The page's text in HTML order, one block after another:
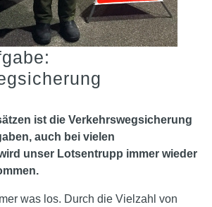
ist die Verkehrswegsicherung
auch bei vielen
unser Lotsentrupp immer wieder
was los. Durch die Vielzahl von